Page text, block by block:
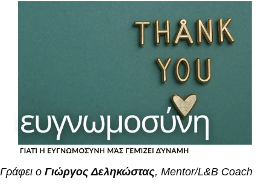
Γράφει ο Γιώργος Δεληκώστας, Mentor/L&B Coach